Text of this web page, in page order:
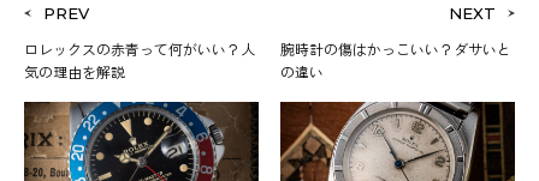
PREV
ロレックスの赤青って何がいい？人
気の理由を解説
NEXT
腕時計の傷はかっこいい？ダサいと
の違い